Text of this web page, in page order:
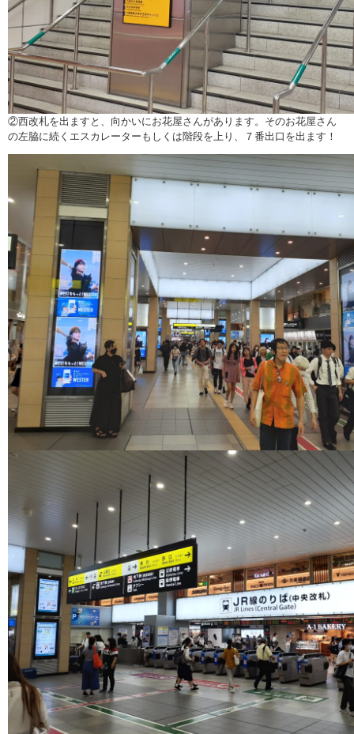
②西改札を出ますと、向かいにお花屋さんがあります。そのお花屋さん
の左脇に続くエスカレーターもしくは階段を上り、７番出口を出ます！